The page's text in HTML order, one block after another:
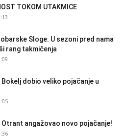
TOKOM UTAKMICE
Sloge: U sezoni pred nama
rang takmičenja
Bokelj dobio veliko pojačanje u
Otrant angažovao novo pojačanje!